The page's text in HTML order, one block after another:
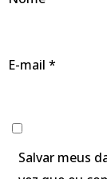
E-mail *
Salvar meus